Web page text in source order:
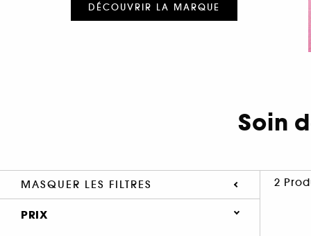
DÉCOUVRIR LA MARQUE
Soin
MASQUER LES FILTRES 2
PRIX